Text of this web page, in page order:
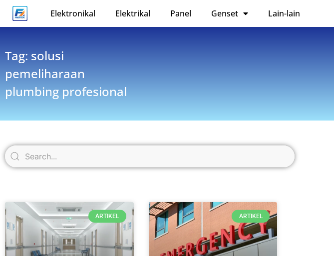
Elektronikal Elektrikal Panel Genset Lain-lain
Tag: solusi
pemeliharaan
plumbing profesional
ARTIKEL ARTIKEL